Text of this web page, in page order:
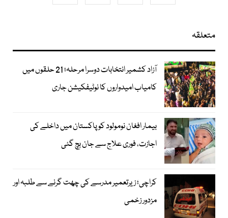
متعلقہ
آزاد کشمیر انتخابات دوسرا مرحلہ؛ 21 حلقوں میں
کامیاب امیدواروں کا نوٹیفکیشن جاری
بیمار افغان نومولود کو پاکستان میں داخلے کی
اجازت، فوری علاج سے جان بچ گئی
کراچی؛ زیرتعمیر مدرسے کی چھت گرنے سے طلبہ اور
مزدور زخمی